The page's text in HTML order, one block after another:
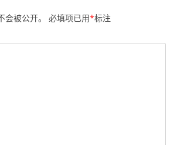
被公开。 必填项已用*标注